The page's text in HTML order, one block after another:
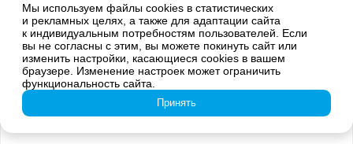
Арт.: PD-1902
"Старая Москва. Ильинские ворота" (Подушка)
2 449 руб.
Мы используем файлы cookies в статистических
и рекламных целях, а также для адаптации сайта
к индивидуальным потребностям пользователей. Если
вы не согласны с этим, вы можете покинуть сайт или
изменить настройки, касающиеся cookies в вашем
браузере. Изменение настроек может ограничить
функциональность сайта.
Принять